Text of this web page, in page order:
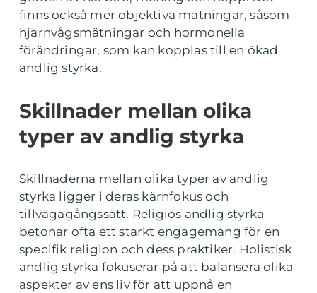
finns också mer objektiva mätningar, såsom
hjärnvågsmätningar och hormonella
förändringar, som kan kopplas till en ökad
andlig styrka.
Skillnader mellan olika
typer av andlig styrka
Skillnaderna mellan olika typer av andlig
styrka ligger i deras kärnfokus och
tillvägagångssätt. Religiös andlig styrka
betonar ofta ett starkt engagemang för en
specifik religion och dess praktiker. Holistisk
andlig styrka fokuserar på att balansera olika
aspekter av ens liv för att uppnå en